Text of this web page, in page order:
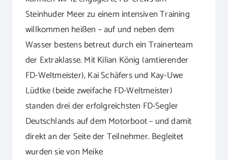
Steinhuder Meer zu einem intensiven Training
willkommen heißen – auf und neben dem
Wasser bestens betreut durch ein Trainerteam
der Extraklasse. Mit Kilian König (amtierender
FD-Weltmeister), Kai Schäfers und Kay-Uwe
Lüdtke (beide zweifache FD-Weltmeister)
standen drei der erfolgreichsten FD-Segler
Deutschlands auf dem Motorboot – und damit
direkt an der Seite der Teilnehmer. Begleitet
wurden sie von Meike